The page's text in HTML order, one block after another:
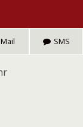
Mail SMS